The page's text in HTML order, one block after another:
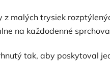
z malých trysiek
na každodenné
tak, aby poskytoval